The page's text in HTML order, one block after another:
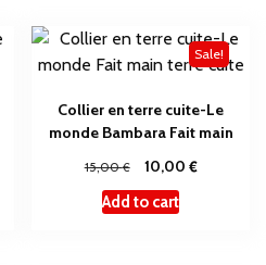
Sale!
Collier en terre cuite-Le
monde Bambara Fait main
15,00€ 10,00 €
Add to cart